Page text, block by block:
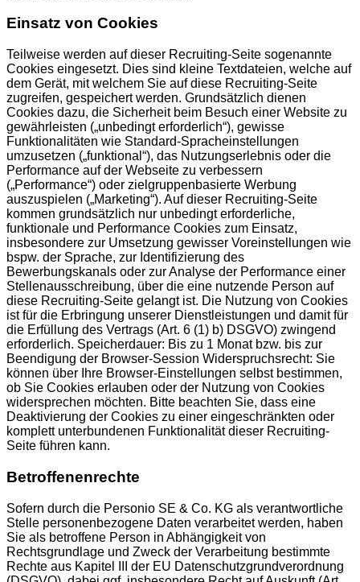
Einsatz von Cookies
Teilweise werden auf dieser Recruiting-Seite sogenannte
Cookies eingesetzt. Dies sind kleine Textdateien, welche auf
dem Gerät, mit welchem Sie auf diese Recruiting-Seite
zugreifen, gespeichert werden. Grundsätzlich dienen
Cookies dazu, die Sicherheit beim Besuch einer Website zu
gewährleisten („unbedingt erforderlich“), gewisse
Funktionalitäten wie Standard-Spracheinstellungen
umzusetzen („funktional“), das Nutzungserlebnis oder die
Performance auf der Webseite zu verbessern
(„Performance“) oder zielgruppenbasierte Werbung
auszuspielen („Marketing“). Auf dieser Recruiting-Seite
kommen grundsätzlich nur unbedingt erforderliche,
funktionale und Performance Cookies zum Einsatz,
insbesondere zur Umsetzung gewisser Voreinstellungen wie
bspw. der Sprache, zur Identifizierung des
Bewerbungskanals oder zur Analyse der Performance einer
Stellenausschreibung, über die eine nutzende Person auf
diese Recruiting-Seite gelangt ist. Die Nutzung von Cookies
ist für die Erbringung unserer Dienstleistungen und damit für
die Erfüllung des Vertrags (Art. 6 (1) b) DSGVO) zwingend
erforderlich. Speicherdauer: Bis zu 1 Monat bzw. bis zur
Beendigung der Browser-Session Widerspruchsrecht: Sie
können über Ihre Browser-Einstellungen selbst bestimmen,
ob Sie Cookies erlauben oder der Nutzung von Cookies
widersprechen möchten. Bitte beachten Sie, dass eine
Deaktivierung der Cookies zu einer eingeschränkten oder
komplett unterbundenen Funktionalität dieser Recruiting-
Seite führen kann.
Betroffenenrechte
Sofern durch die Personio SE & Co. KG als verantwortliche
Stelle personenbezogene Daten verarbeitet werden, haben
Sie als betroffene Person in Abhängigkeit von
Rechtsgrundlage und Zweck der Verarbeitung bestimmte
Rechte aus Kapitel III der EU Datenschutzgrundverordnung